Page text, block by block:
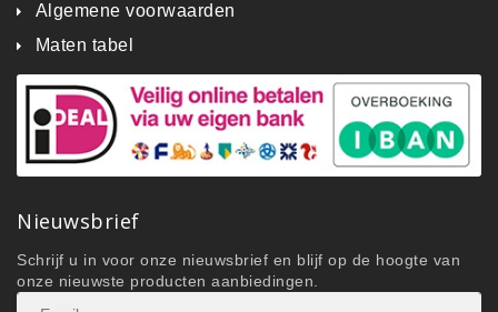
Algemene voorwaarden
Maten tabel
Nieuwsbrief
Schrijf u in voor onze nieuwsbrief en blijf op de hoogte van
onze nieuwste producten aanbiedingen.